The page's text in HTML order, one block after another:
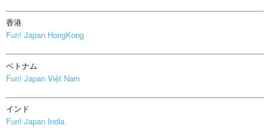
香港
Fun! Japan HongKong
ベトナム
Fun! Japan Việt Nam
インド
Fun! Japan India